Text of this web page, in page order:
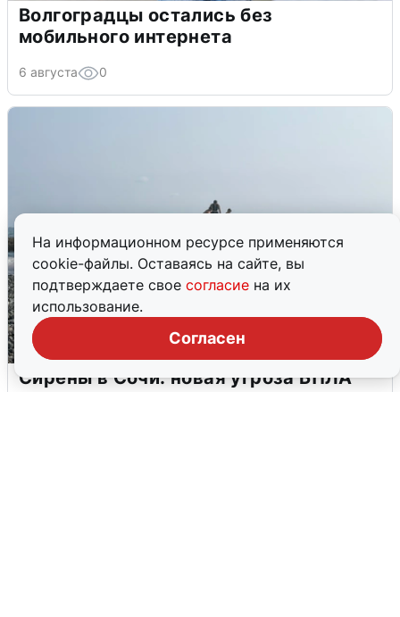
На информационном ресурсе применяются
cookie-файлы. Оставаясь на сайте, вы
подтверждаете свое согласие на их
использование.
Согласен
Волгоградцы остались без
мобильного интернета
6 августа 0
Сирены в Сочи: новая угроза БПЛА